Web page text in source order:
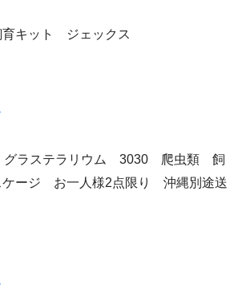
育キット ジェックス
ラステラリウム 3030 爬虫類 飼
ージ お一人様2点限り 沖縄別途送